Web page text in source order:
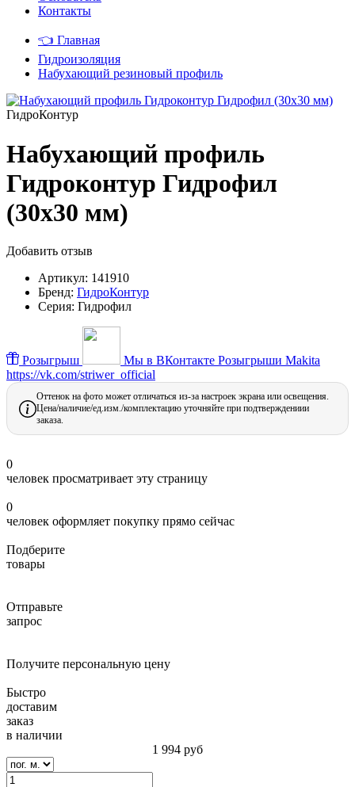
Контакты
👈 Главная
Гидроизоляция
Набухающий резиновый профиль
ГидроКонтур
Набухающий профиль
Гидроконтур Гидрофил
(30х30 мм)
Добавить отзыв
Артикул: 141910
Бренд: ГидроКонтур
Серия: Гидрофил
Розыгрыш Мы в ВКонтакте Розыгрыши Makita
https://vk.com/striwer_official
Оттенок на фото может отличаться из-за настроек экрана или освещения.
Цена/наличие/ед.изм./комплектацию уточняйте при подтверждениии
заказа.
0
человек просматривает эту страницу
0
человек оформляет покупку прямо сейчас
Подберите
товары
Отправьте
запрос
Получите персональную цену
Быстро
доставим
заказ
в наличии
1 994 руб